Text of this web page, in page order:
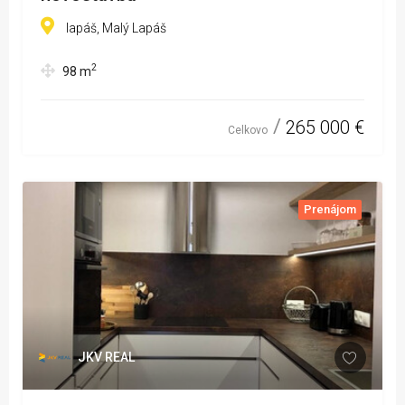
lapáš, Malý Lapáš
98 m2
Celkovo 265 000 €
Prenájom
JKV REAL